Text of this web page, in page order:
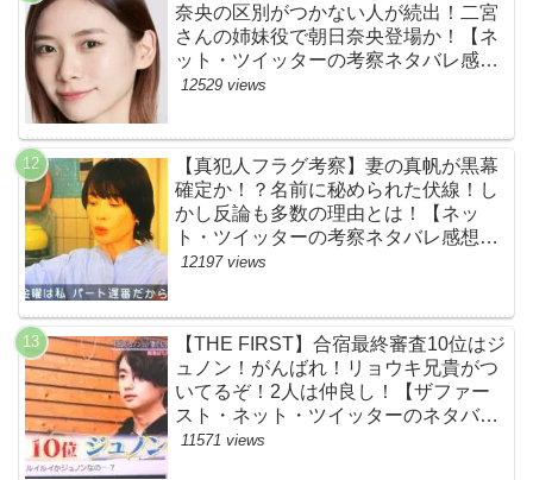
奈央の区別がつかない人が続出！二宮
さんの姉妹役で朝日奈央登場か！【ネ
ット・ツイッターの考察ネタバレ感想
評価評判あらすじ原作犯人キャスト黒
12529 views
【真犯人フラグ考察】妻の真帆が黒幕
確定か！？名前に秘められた伏線！し
かし反論も多数の理由とは！【ネッ
ト・ツイッターの考察ネタバレ感想評
価評判あらすじ原作犯人キャスト黒幕
12197 views
【THE FIRST】合宿最終審査10位はジ
ュノン！がんばれ！リョウキ兄貴がつ
いてるぞ！2人は仲良し！【ザファー
スト・ネット・ツイッターのネタバレ
考察まとめ感想評価評判・スッキリ・
11571 views